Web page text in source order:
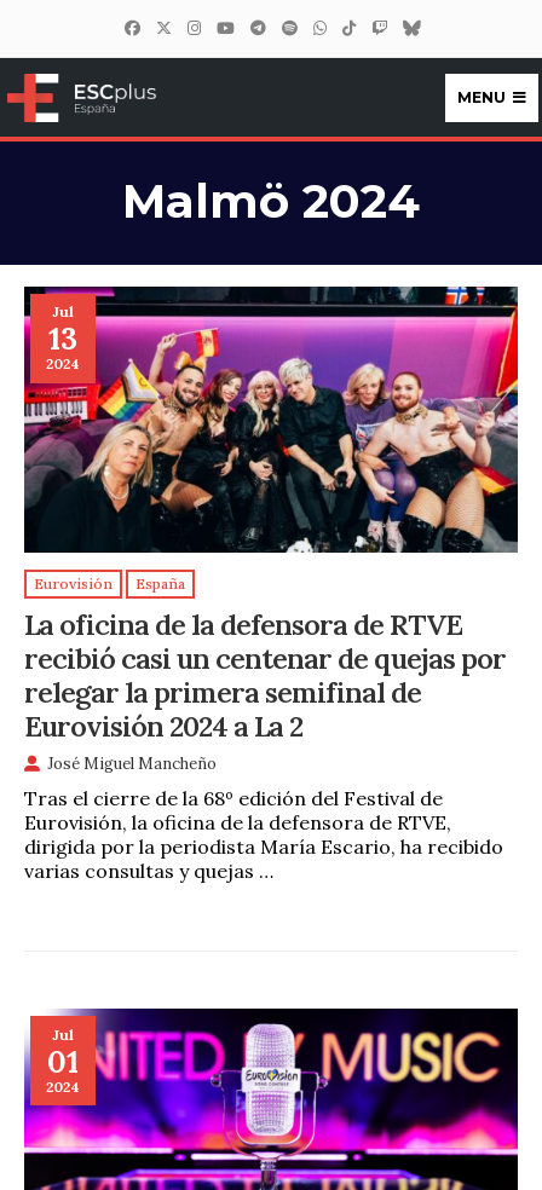
ESCplus España
MENU
Malmö 2024
Jul
13
2024
Eurovisión España
La oficina de la defensora de RTVE
recibió casi un centenar de quejas por
relegar la primera semifinal de
Eurovisión 2024 a La 2
José Miguel Mancheño
Tras el cierre de la 68º edición del Festival de
Eurovisión, la oficina de la defensora de RTVE,
dirigida por la periodista María Escario, ha recibido
varias consultas y quejas …
Jul
01
2024